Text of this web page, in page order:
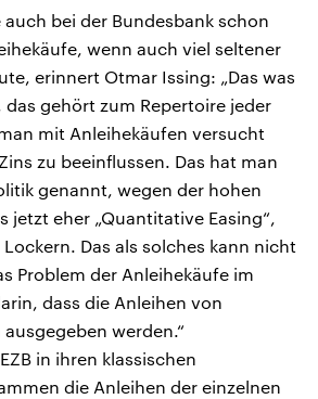
bei der Bundesbank schon
wenn auch viel seltener
erinnert Otmar Issing: „Das was
das gehört zum Repertoire jeder
mit Anleihekäufen versucht
zu beeinflussen. Das hat man
genannt, wegen der hohen
jetzt eher „Quantitative Easing“,
Das als solches kann nicht
Problem der Anleihekäufe im
dass die Anleihen von
werden.“
in ihren klassischen
die Anleihen der einzelnen